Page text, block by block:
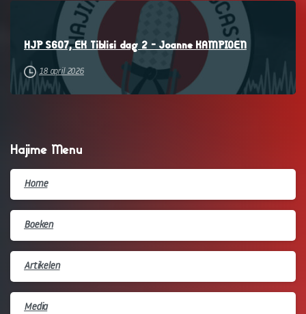
HJP S607, EK Tiblisi dag 2 – Joanne KAMPIOEN
18 april 2026
Hajime Menu
Home
Boeken
Artikelen
Media